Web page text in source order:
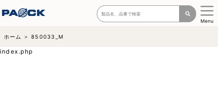
Menu
ホーム 850033_M
index.php